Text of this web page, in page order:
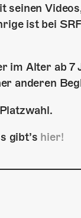
seinen
ist bei
im Alter ab 7
anderen
gibt’s hier!